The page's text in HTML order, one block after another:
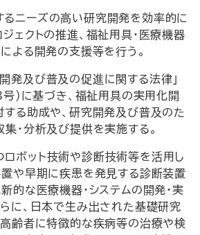
ニーズの高い研究開発を効率的に
ェクトの推進、福祉用具・医療機器
よる開発の支援等を行う。
開発及び普及の促進に関する法律」
）に基づき、福祉用具の実用化開
る助成や、研究開発及び普及のた
・分析及び提供を実施する。
ロボット技術や診断技術等を活用し
や早期に疾患を発見する診断装置
的な医療機器・システムの開発・実
に、日本で生み出された基礎研究
齢者に特徴的な疾病等の治療や検